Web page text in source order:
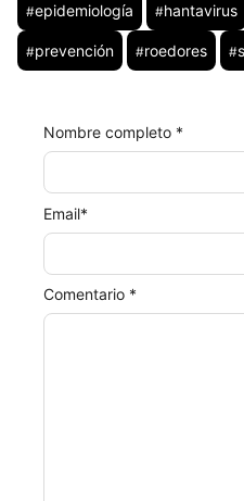
#epidemiología #hantavirus
#prevención #roedores #
Comentario *
Nombre completo *
Email*